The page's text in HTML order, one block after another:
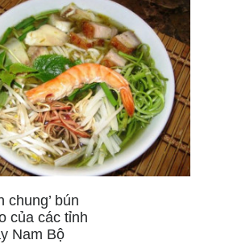
chung’ bún
của các tỉnh
Nam Bộ